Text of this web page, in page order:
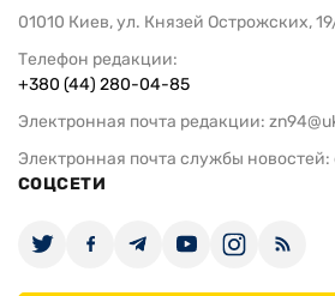
01010 Киев, ул. Князей Острожских,
Телефон редакции:
+380 (44) 280-04-85
Электронная почта редакции:
Электронная почта службы новостей:
СОЦСЕТИ